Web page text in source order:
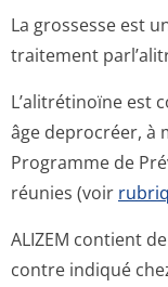
La grossesse est
traitement
L’alitrétinoïne est
âge deprocréer, à
Programme de
réunies (voir
ALIZEM contient
contre indiqué